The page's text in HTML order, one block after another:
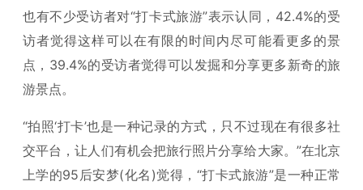
也有不少受访者对“打卡式旅游”表示认同，42.4%的受
访者觉得这样可以在有限的时间内尽可能看更多的景
点，39.4%的受访者觉得可以发掘和分享更多新奇的旅
游景点。
“拍照‘打卡’也是一种记录的方式，只不过现在有很多社
交平台，让人们有机会把旅行照片分享给大家。”在北京
上学的95后安梦(化名)觉得，“打卡式旅游”是一种正常